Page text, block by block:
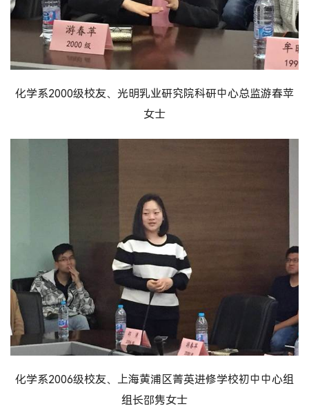
化学系2000级校友、光明乳业研究院科研中心总监游春苹
女士
化学系2006级校友、上海黄浦区菁英进修学校初中中心组
组长邵隽女士